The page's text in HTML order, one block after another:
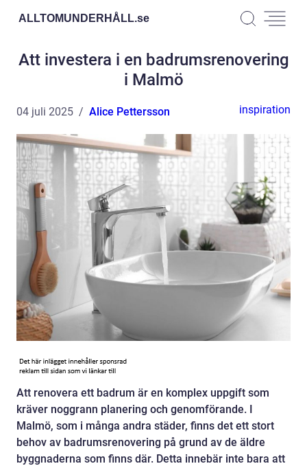
ALLTOMUNDERHÅLL.se
Att investera i en badrumsrenovering
i Malmö
04 juli 2025 Alice Pettersson inspiration
Att renovera ett badrum är en komplex uppgift som
kräver noggrann planering och genomförande. I
Malmö, som i många andra städer, finns det ett stort
behov av badrumsrenovering på grund av de äldre
byggnaderna som finns där. Detta innebär inte bara att